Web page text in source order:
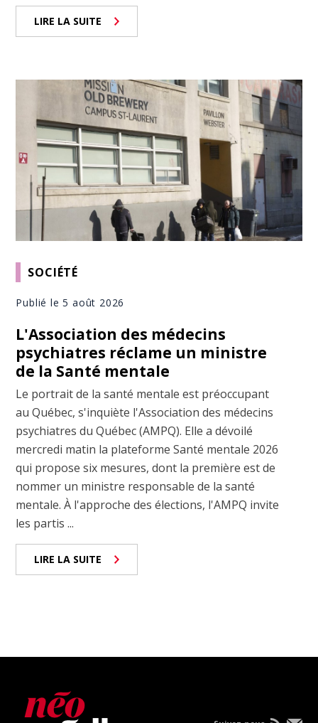
LIRE LA SUITE
SOCIÉTÉ
Publié le 5 août 2026
L'Association des médecins
psychiatres réclame un ministre
de la Santé mentale
Le portrait de la santé mentale est préoccupant
au Québec, s'inquiète l'Association des médecins
psychiatres du Québec (AMPQ). Elle a dévoilé
mercredi matin la plateforme Santé mentale 2026
qui propose six mesures, dont la première est de
nommer un ministre responsable de la santé
mentale. À l'approche des élections, l'AMPQ invite
les partis ...
LIRE LA SUITE